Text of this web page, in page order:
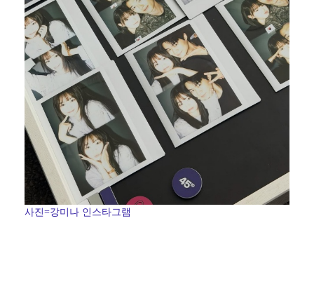
사진=강미나 인스타그램